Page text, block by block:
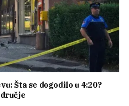
Šta se dogodilo u 4:20?